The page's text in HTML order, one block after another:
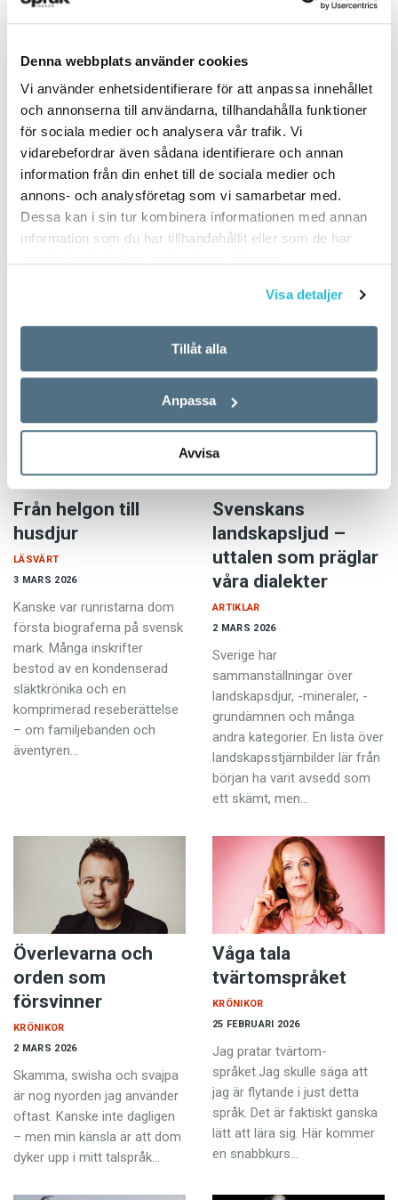
Denna webbplats använder cookies
Vi använder enhetsidentifierare för att anpassa innehållet
och annonserna till användarna, tillhandahålla funktioner
för sociala medier och analysera vår trafik. Vi
vidarebefordrar även sådana identifierare och annan
information från din enhet till de sociala medier och
annons- och analysföretag som vi samarbetar med.
Dessa kan i sin tur kombinera informationen med annan
information som du har tillhandahållit eller som de har
Visa detaljer
Tillåt alla
Anpassa
Avvisa
Platsen som
signalerar förort
11 MARS 2026
ARTIKLAR
”Då vi talar ju på ett visst
sätt”, säger Maryam. Hon är
en av 19
förortsförankradeStorstockh
använder vad vi…
Fyra nyord:
kvalitarian, buffélag,
poptimism,
civilisatorisk
utplåning
4 MARS 2026
anser sig äta på ett sätt som
kvalitarianer. Det innebär…
Från helgon till
husdjur
3 MARS 2026
LÄSVÄRT
Kanske var runristarna dom
första biograferna på svensk
mark. Många inskrifter
bestod av en kondenserad
släktkrönika och en
komprimerad reseberättelse
– om familjebanden och
äventyren…
Svenskans
landskapsljud –
uttalen som präglar
våra dialekter
2 MARS 2026
ARTIKLAR
Sverige har
sammanställningar över
landskapsdjur, -mineraler, -
grundämnen och många
andra kategorier. En lista över
landskapsstjärnbilder lär från
början ha varit avsedd som
ett skämt, men…
Överlevarna och
orden som
försvinner
2 MARS 2026
KRÖNIKOR
Skamma, swisha och svajpa
är nog nyorden jag använder
oftast. Kanske inte dagligen
– men min känsla är att dom
dyker upp i mitt talspråk…
Våga tala
tvärtomspråket
25 FEBRUARI 2026
KRÖNIKOR
Jag pratar tvärtom­
språket.Jag skulle säga att
jag är flytande i just detta
språk. Det är faktiskt ganska
lätt att lära sig. Här ­kommer
en snabbkurs…